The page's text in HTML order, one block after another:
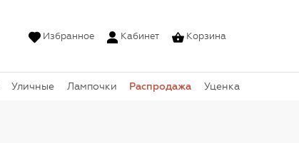
Избранное Кабинет Корзина
Уличные Лампочки Распродажа Уценка